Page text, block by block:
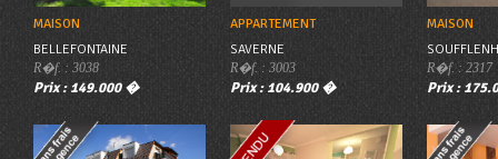
MAISON
BELLEFONTAINE
R�f. : 3038
Prix : 149.000 �
APPARTEMENT
SAVERNE
R�f. : 3003
Prix : 104.900 �
MAISON
R�f. : 2317
Prix :